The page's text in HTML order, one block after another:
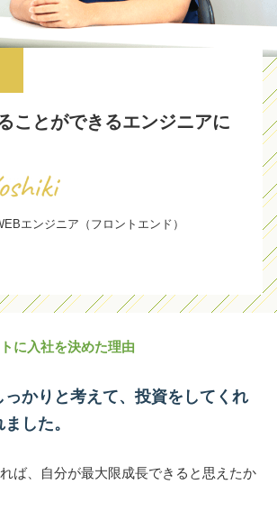
ことができるエンジニアに
エンジニア（フロントエンド）
に入社を決めた理由
かりと考えて、投資をしてくれ
した。
ば、自分が最大限成長できると思えたか